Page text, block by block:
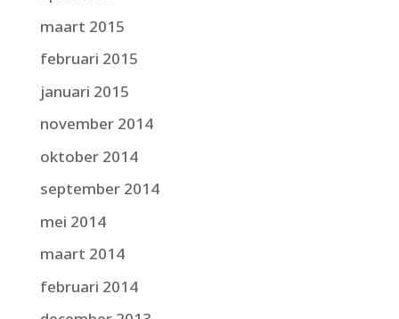
maart 2015
februari 2015
januari 2015
november 2014
oktober 2014
september 2014
mei 2014
maart 2014
februari 2014